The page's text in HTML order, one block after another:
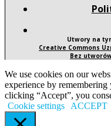
Utwory na
Creative Commons
Bez
We use cookies on our
experience by
clicking “Accept”, you
Cookie settings ACCEPT